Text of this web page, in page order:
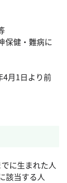
保健・難病に
月1日より前
に生まれた人
該当する人